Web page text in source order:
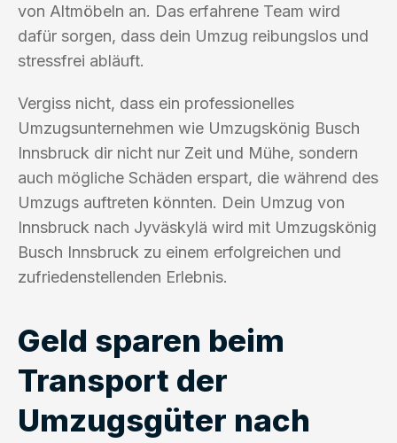
von Altmöbeln an. Das erfahrene Team wird
dafür sorgen, dass dein Umzug reibungslos und
stressfrei abläuft.
Vergiss nicht, dass ein professionelles
Umzugsunternehmen wie Umzugskönig Busch
Innsbruck dir nicht nur Zeit und Mühe, sondern
auch mögliche Schäden erspart, die während des
Umzugs auftreten könnten. Dein Umzug von
Innsbruck nach Jyväskylä wird mit Umzugskönig
Busch Innsbruck zu einem erfolgreichen und
zufriedenstellenden Erlebnis.
Geld sparen beim
Transport der
Umzugsgüter nach